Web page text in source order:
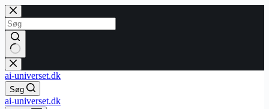
Fortsæt
til
indhold
Ingen
resultater
ai-universet.dk
Søg
ai-universet.dk